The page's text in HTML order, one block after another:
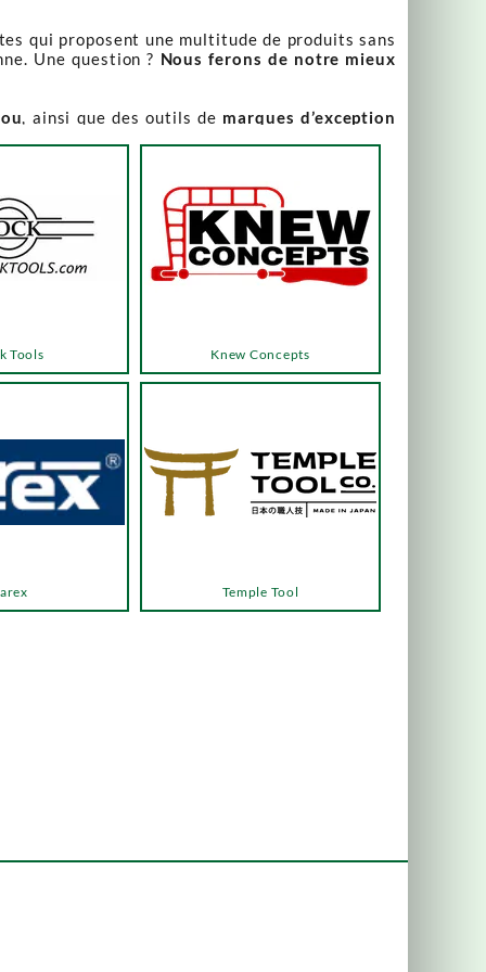
qui proposent une multitude de produits sans
Une question ? Nous ferons de notre mieux
, ainsi que des outils de marques d’exception
alors n’hésitez pas à nous contacter pour
ou les boutons dédiés, qui vous mèneront
Tools Knew Concepts
Temple Tool